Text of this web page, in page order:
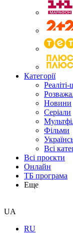
Категорії
Новини
Серіали
Фільми
Всі
Всі проєкти
Онлайн
ТБ програма
Еще
UA
RU